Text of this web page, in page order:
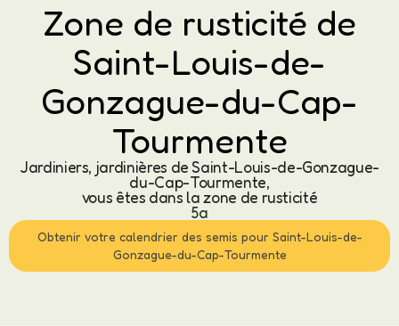
Zone de rusticité de
Saint-Louis-de-
Gonzague-du-Cap-
Tourmente
Jardiniers, jardinières de Saint-Louis-de-Gonzague-
du-Cap-Tourmente,
vous êtes dans la zone de rusticité
5a
Obtenir votre calendrier des semis pour Saint-Louis-de-
Gonzague-du-Cap-Tourmente